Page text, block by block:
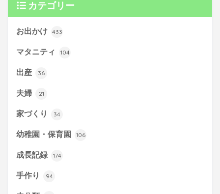
カテゴリー
お出かけ 433
マタニティ 104
出産 36
夫婦 21
家づくり 34
幼稚園・保育園 106
成長記録 174
手作り 94